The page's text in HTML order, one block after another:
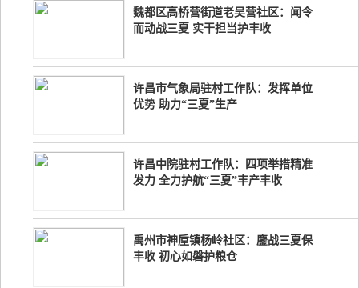
魏都区高桥营街道老吴营社区：闻令
而动战三夏 实干担当护丰收
许昌市气象局驻村工作队：发挥单位
优势 助力“三夏”生产
许昌中院驻村工作队：四项举措精准
发力 全力护航“三夏”丰产丰收
禹州市神垕镇杨岭社区：鏖战三夏保
丰收 初心如磐护粮仓